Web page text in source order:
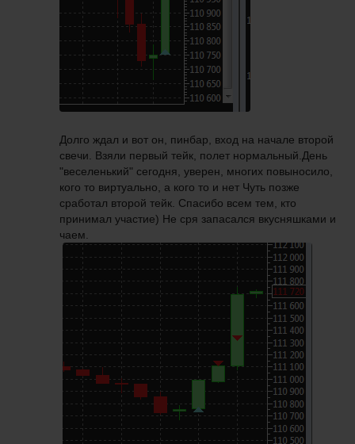
Долго ждал и вот он, пинбар, вход на начале второй
свечи. Взяли первый тейк, полет нормальный.День
"веселенький" сегодня, уверен, многих повыносило,
кого то виртуально, а кого то и нет Чуть позже
сработал второй тейк. Спасибо всем тем, кто
принимал участие) Не сря запасался вкусняшками и
чаем.